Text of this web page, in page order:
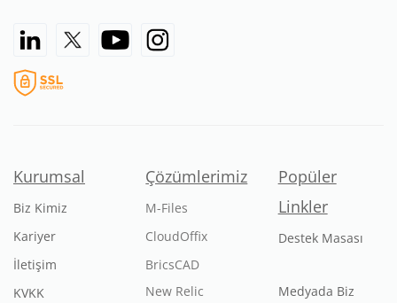
Kurumsal
Biz Kimiz
Kariyer
İletişim
KVKK
Çözümlerimiz
M-Files
CloudOffix
BricsCAD
New Relic
Popüler
Linkler
Destek Masası
Medyada Biz